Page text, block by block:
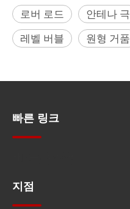
로버 로드
안테나 극
레벨 버블
원형 거품
빠른 링크
지점